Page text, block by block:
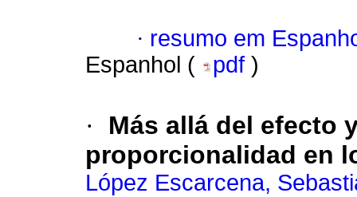
· resumo em
Espanhol (
pdf )
·
Más allá del efecto
proporcionalidad en
López Escarcena,